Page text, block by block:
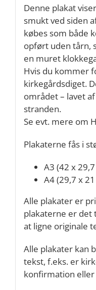
Denne plakat
smukt ved siden
købes som både
opført uden tårn,
en muret
Hvis du kommer
kirkegårdsdiget.
området – lavet
stranden.
Se evt. mere om
Plakaterne fås i
A3 (42 x
A4 (29,7 x
Alle plakater er
plakaterne er det
at ligne originale
Alle plakater kan
tekst, f.eks. er
konfirmation eller